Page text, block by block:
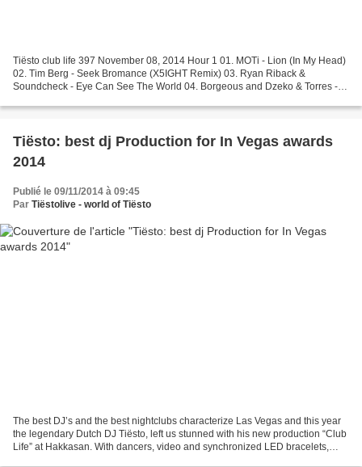
Tiësto club life 397 November 08, 2014 Hour 1 01. MOTi - Lion (In My Head)
02. Tim Berg - Seek Bromance (X5IGHT Remix) 03. Ryan Riback &
Soundcheck - Eye Can See The World 04. Borgeous and Dzeko & Torres -
Tiësto: best dj Production for In Vegas awards
2014
Publié le 09/11/2014 à 09:45
Par Tiëstolive - world of Tiësto
The best DJ’s and the best nightclubs characterize Las Vegas and this year
the legendary Dutch DJ Tiësto, left us stunned with his new production “Club
Life” at Hakkasan. With dancers, video and synchronized LED bracelets,